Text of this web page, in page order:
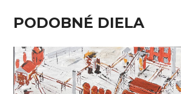
PODOBNÉ DIELA